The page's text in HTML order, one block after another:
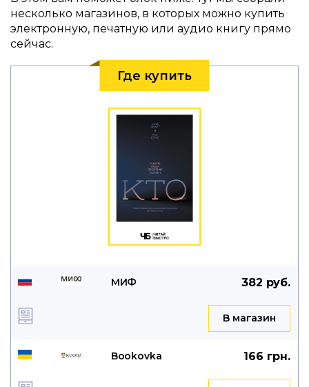
несколько магазинов, в которых можно купить
электронную, печатную или аудио книгу прямо
сейчас.
Где купить
МИФ 382 руб.
B магазин
Bookovka 166 грн.